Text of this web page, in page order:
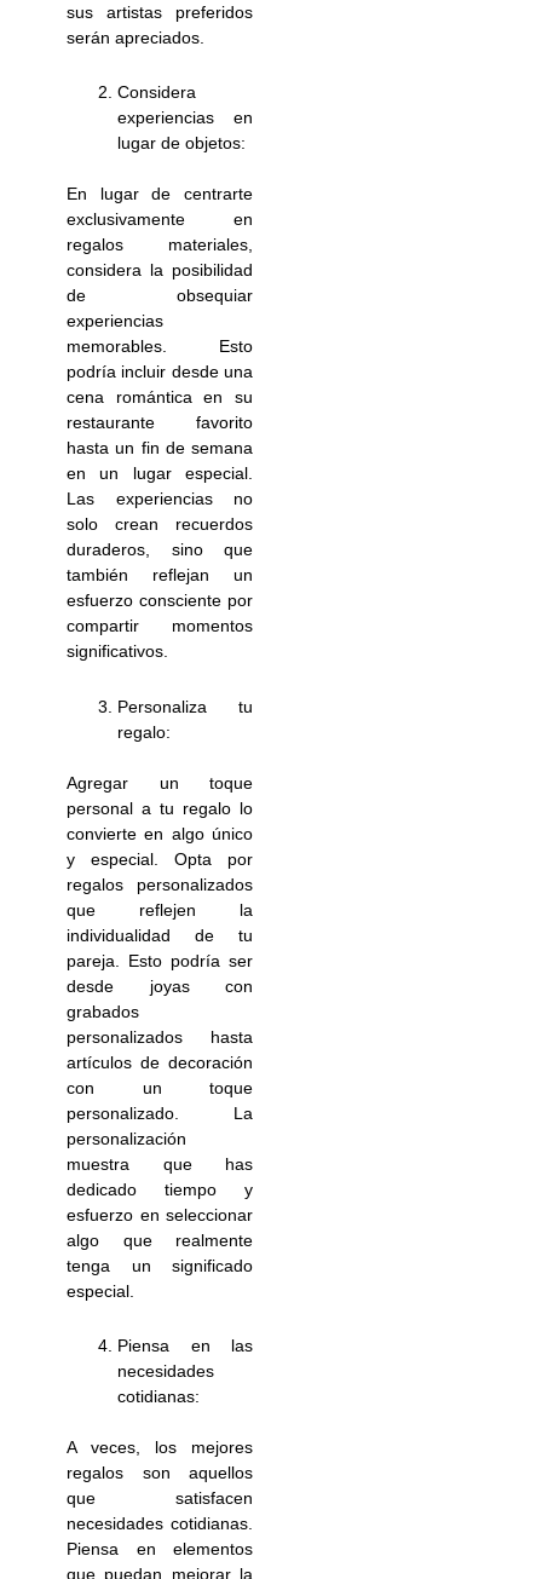
sus artistas preferidos
serán apreciados.
Considera
experiencias en
lugar de objetos:
En lugar de centrarte
exclusivamente en
regalos materiales,
considera la posibilidad
de obsequiar
experiencias
memorables. Esto
podría incluir desde una
cena romántica en su
restaurante favorito
hasta un fin de semana
en un lugar especial.
Las experiencias no
solo crean recuerdos
duraderos, sino que
también reflejan un
esfuerzo consciente por
compartir momentos
significativos.
Personaliza tu
regalo:
Agregar un toque
personal a tu regalo lo
convierte en algo único
y especial. Opta por
regalos personalizados
que reflejen la
individualidad de tu
pareja. Esto podría ser
desde joyas con
grabados
personalizados hasta
artículos de decoración
con un toque
personalizado. La
personalización
muestra que has
dedicado tiempo y
esfuerzo en seleccionar
algo que realmente
tenga un significado
especial.
Piensa en las
necesidades
cotidianas:
A veces, los mejores
regalos son aquellos
que satisfacen
necesidades cotidianas.
Piensa en elementos
que puedan mejorar la